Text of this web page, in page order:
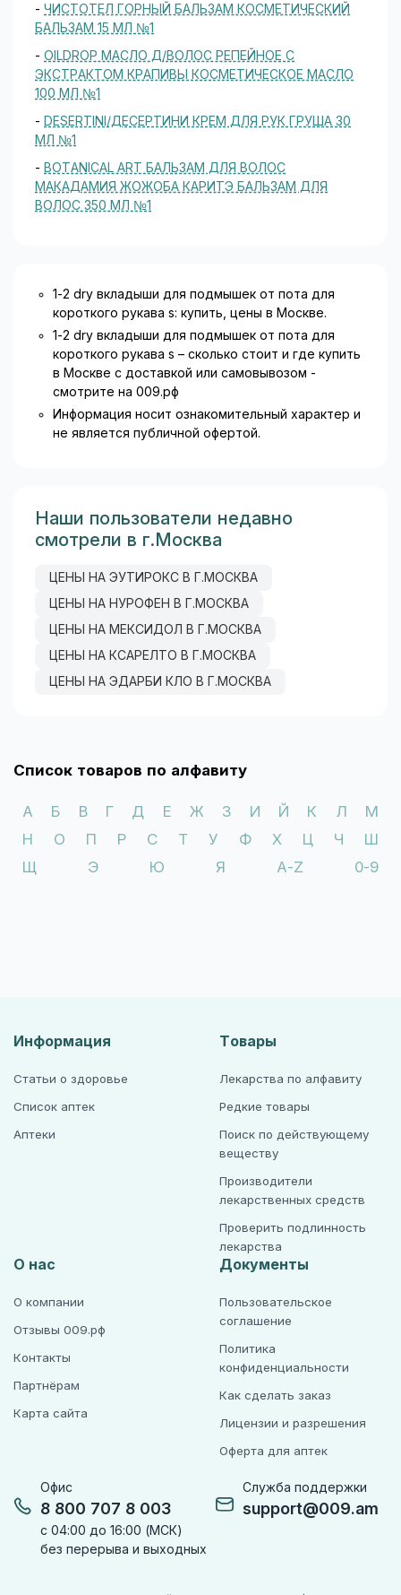
- ЧИСТОТЕЛ ГОРНЫЙ БАЛЬЗАМ КОСМЕТИЧЕСКИЙ
БАЛЬЗАМ 15 МЛ №1
- OILDROP МАСЛО Д/ВОЛОС РЕПЕЙНОЕ С
ЭКСТРАКТОМ КРАПИВЫ КОСМЕТИЧЕСКОЕ МАСЛО
100 МЛ №1
- DESERTINI/ДЕСЕРТИНИ КРЕМ ДЛЯ РУК ГРУША 30
МЛ №1
- BOTANICAL ART БАЛЬЗАМ ДЛЯ ВОЛОС
МАКАДАМИЯ ЖОЖОБА КАРИТЭ БАЛЬЗАМ ДЛЯ
ВОЛОС 350 МЛ №1
1-2 dry вкладыши для подмышек от пота для
короткого рукава s: купить, цены в Москве.
1-2 dry вкладыши для подмышек от пота для
короткого рукава s – сколько стоит и где купить
в Москве с доставкой или самовывозом -
смотрите на 009.рф
Информация носит ознакомительный характер и
не является публичной офертой.
Наши пользователи недавно
смотрели в г.Москва
ЦЕНЫ НА ЭУТИРОКС В Г.МОСКВА
ЦЕНЫ НА НУРОФЕН В Г.МОСКВА
ЦЕНЫ НА МЕКСИДОЛ В Г.МОСКВА
ЦЕНЫ НА КСАРЕЛТО В Г.МОСКВА
ЦЕНЫ НА ЭДАРБИ КЛО В Г.МОСКВА
Список товаров по алфавиту
А Б В Г Д Е Ж З И Й К Л
М
Н
О П Р С Т У Ф Х Ц Ч
Ш
Щ
Э Ю Я A-Z 0-9
Офис
8 800 707 8 003
с 04:00 до 16:00 (МСК)
без перерыва и выходных
Служба поддержки
support@009.am
Информация
Статьи о здоровье
Список аптек
Аптеки
Товары
Лекарства по алфавиту
Редкие товары
Поиск по действующему
веществу
Производители
лекарственных средств
Проверить подлинность
лекарства
О нас
О компании
Отзывы 009.рф
Контакты
Партнёрам
Карта сайта
Документы
Пользовательское
соглашение
Политика
конфиденциальности
Как сделать заказ
Лицензии и разрешения
Оферта для аптек